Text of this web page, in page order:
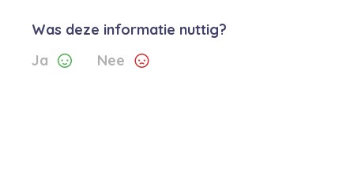
Was deze informatie nuttig?
Ja
Nee